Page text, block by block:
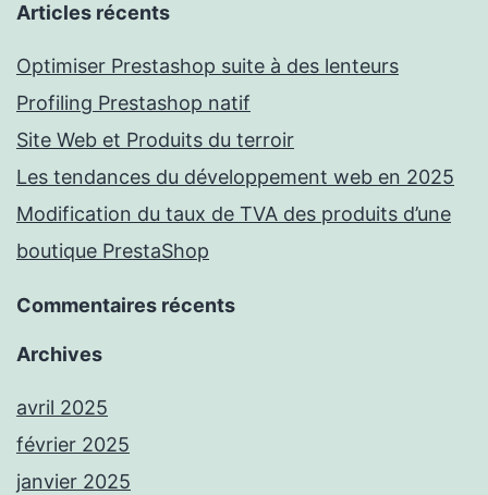
Articles récents
Optimiser Prestashop suite à des lenteurs
Profiling Prestashop natif
Site Web et Produits du terroir
Les tendances du développement web en 2025
Modification du taux de TVA des produits d’une
boutique PrestaShop
Commentaires récents
Archives
avril 2025
février 2025
janvier 2025